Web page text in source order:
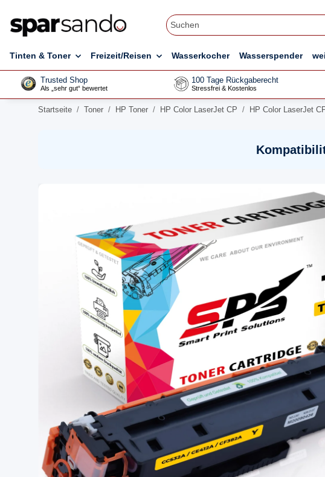
Tinten & Toner Freizeit/Reisen Wasserkocher Wasserspender
Trusted Shop
Als „sehr gut“ bewertet
100 Tage Rückgaberecht
Stressfrei & Kostenlos
Startseite Toner HP Toner HP Color LaserJet CP HP Color LaserJet